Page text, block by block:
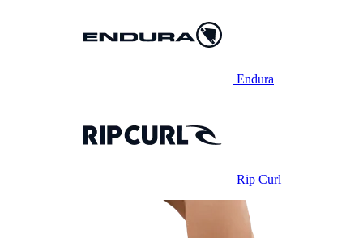
Endura
Rip Curl